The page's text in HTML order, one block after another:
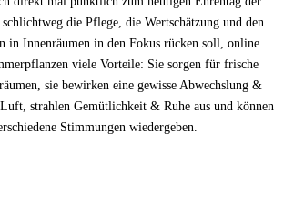
die Pflege, die Wertschätzung und den
in Innenräumen in den Fokus rücken soll, online.
viele Vorteile: Sie sorgen für frische
sie bewirken eine gewisse Abwechslung &
strahlen Gemütlichkeit & Ruhe aus und können
Stimmungen wiedergeben.